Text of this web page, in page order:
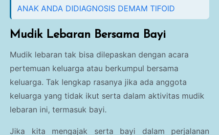
ANAK ANDA DIDIAGNOSIS DEMAM TIFOID
Mudik Lebaran Bersama Bayi
Mudik lebaran tak bisa dilepaskan dengan acara
pertemuan keluarga atau berkumpul bersama
keluarga. Tak lengkap rasanya jika ada anggota
keluarga yang tidak ikut serta dalam aktivitas mudik
lebaran ini, termasuk bayi.
Jika kita mengajak serta bayi dalam perjalanan